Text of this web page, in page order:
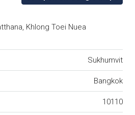
Khlong Toei Nuea
Sukhumvit
Bangkok
10110